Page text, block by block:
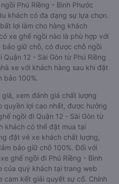
Phú Riềng - Bình Phước
khách có đa dạng sự lựa chọn.
lợi làm cho hàng khách
xe ghế ngồi nào là phù hợp với
bảo giữ chỗ, có được chỗ ngồi
12 - Sài Gòn từ Phú Riềng
xe với khách hàng sau khi đặt
100%.
xem đánh giá chất lượng
quyền lợi cao nhất, được hưởng
ngồi đi Quận 12 - Sài Gòn từ
khách có thể đặt mua tại
đặt vé xe khách chất lượng,
bảo giữ chỗ 100%. Đối với
ghế ngồi đi Phú Riềng - Bình
của quý khách tại trang web
cam kết giải quyết sự cố. Chính